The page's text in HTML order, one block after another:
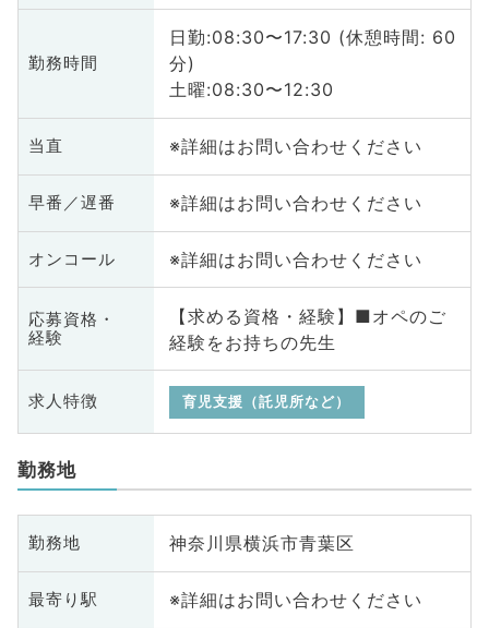
勤務時間
日勤:08:30〜17:30 (休憩時間: 60
分)
土曜:08:30〜12:30
当直 ※詳細はお問い合わせください
早番／遅番 ※詳細はお問い合わせください
オンコール ※詳細はお問い合わせください
応募資格・
経験
【求める資格・経験】■オペのご
経験をお持ちの先生
求人特徴 育児支援（託児所など）
勤務地
勤務地 神奈川県横浜市青葉区
最寄り駅 ※詳細はお問い合わせください